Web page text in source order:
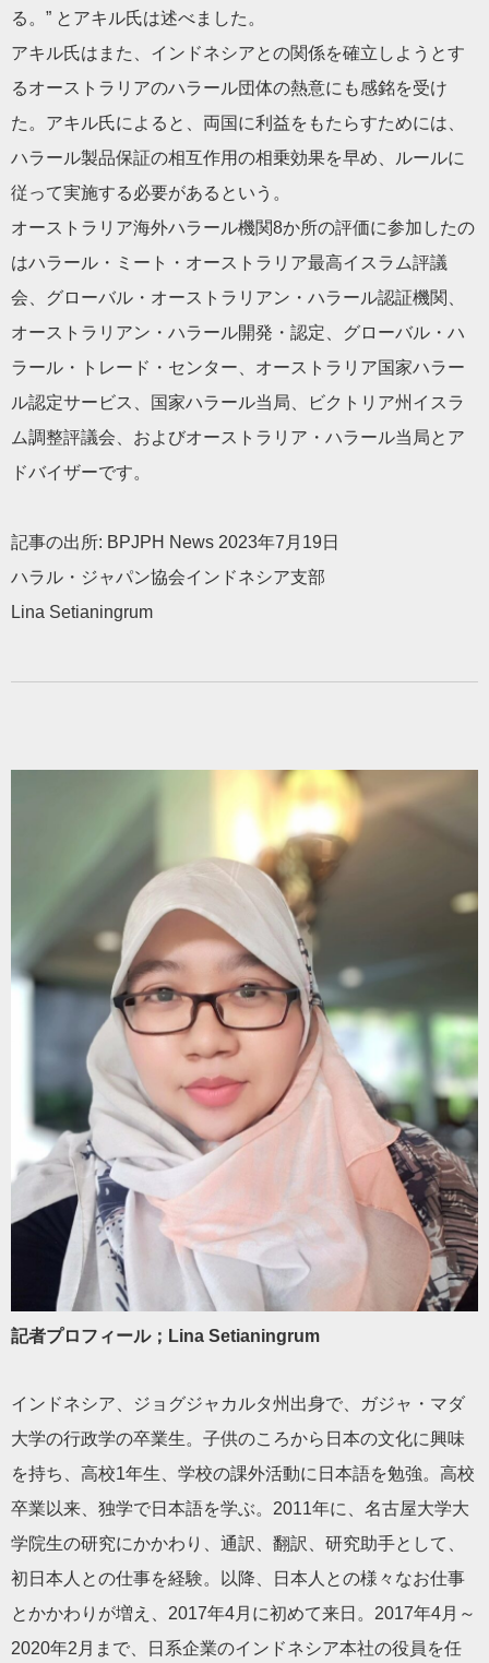
る。” とアキル氏は述べました。
アキル氏はまた、インドネシアとの関係を確立しようとす
るオーストラリアのハラール団体の熱意にも感銘を受け
た。アキル氏によると、両国に利益をもたらすためには、
ハラール製品保証の相互作用の相乗効果を早め、ルールに
従って実施する必要があるという。
オーストラリア海外ハラール機関8か所の評価に参加したの
はハラール・ミート・オーストラリア最高イスラム評議
会、グローバル・オーストラリアン・ハラール認証機関、
オーストラリアン・ハラール開発・認定、グローバル・ハ
ラール・トレード・センター、オーストラリア国家ハラー
ル認定サービス、国家ハラール当局、ビクトリア州イスラ
ム調整評議会、およびオーストラリア・ハラール当局とア
ドバイザーです。
記事の出所: BPJPH News 2023年7月19日
ハラル・ジャパン協会インドネシア支部
Lina Setianingrum
記者プロフィール；Lina Setianingrum
インドネシア、ジョグジャカルタ州出身で、ガジャ・マダ
大学の行政学の卒業生。子供のころから日本の文化に興味
を持ち、高校1年生、学校の課外活動に日本語を勉強。高校
卒業以来、独学で日本語を学ぶ。2011年に、名古屋大学大
学院生の研究にかかわり、通訳、翻訳、研究助手として、
初日本人との仕事を経験。以降、日本人との様々なお仕事
とかかわりが増え、2017年4月に初めて来日。2017年4月～
2020年2月まで、日系企業のインドネシア本社の役員を任